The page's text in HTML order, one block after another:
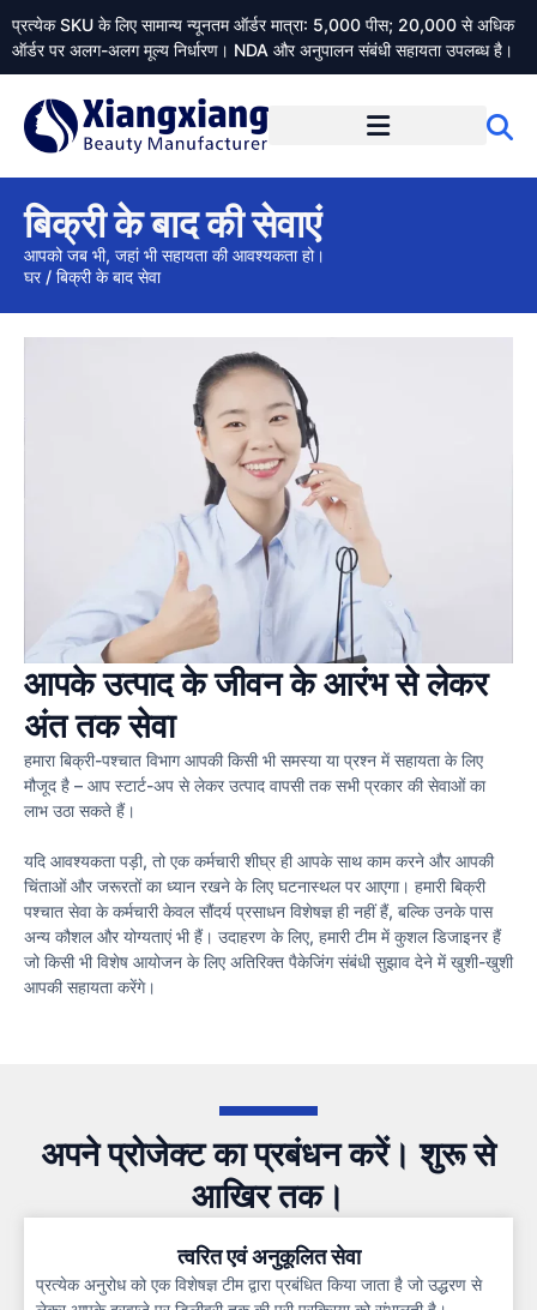
प्रत्येक SKU के लिए सामान्य न्यूनतम ऑर्डर मात्रा: 5,000 पीस; 20,000 से अधिक
ऑर्डर पर अलग-अलग मूल्य निर्धारण। NDA और अनुपालन संबंधी सहायता उपलब्ध है।
बिक्री के बाद की सेवाएं
आपको जब भी, जहां भी सहायता की आवश्यकता हो।
घर/ बिक्री के बाद सेवा
आपके उत्पाद के जीवन के आरंभ से लेकर
अंत तक सेवा
हमारा बिक्री-पश्चात विभाग आपकी किसी भी समस्या या प्रश्न में सहायता के लिए
मौजूद है – आप स्टार्ट-अप से लेकर उत्पाद वापसी तक सभी प्रकार की सेवाओं का
लाभ उठा सकते हैं।
यदि आवश्यकता पड़ी, तो एक कर्मचारी शीघ्र ही आपके साथ काम करने और आपकी
चिंताओं और जरूरतों का ध्यान रखने के लिए घटनास्थल पर आएगा। हमारी बिक्री
पश्चात सेवा के कर्मचारी केवल सौंदर्य प्रसाधन विशेषज्ञ ही नहीं हैं, बल्कि उनके पास
अन्य कौशल और योग्यताएं भी हैं। उदाहरण के लिए, हमारी टीम में कुशल डिजाइनर हैं
जो किसी भी विशेष आयोजन के लिए अतिरिक्त पैकेजिंग संबंधी सुझाव देने में खुशी-खुशी
आपकी सहायता करेंगे।
अपने प्रोजेक्ट का प्रबंधन करें। शुरू से
आखिर तक।
त्वरित एवं अनुकूलित सेवा
प्रत्येक अनुरोध को एक विशेषज्ञ टीम द्वारा प्रबंधित किया जाता है जो उद्धरण से